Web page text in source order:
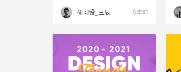
研习设_三辰 5年前